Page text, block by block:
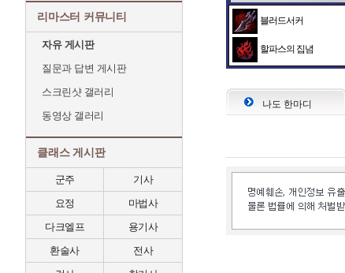
리마스터 커뮤니티
자유 게시판
질문과 답변 게시판
스크린샷 갤러리
동영상 갤러리
클래스 게시판
군주
기사
요정
마법사
다크엘프
용기사
환술사
전사
블러드서커
할파스의 집념
나도 한마디